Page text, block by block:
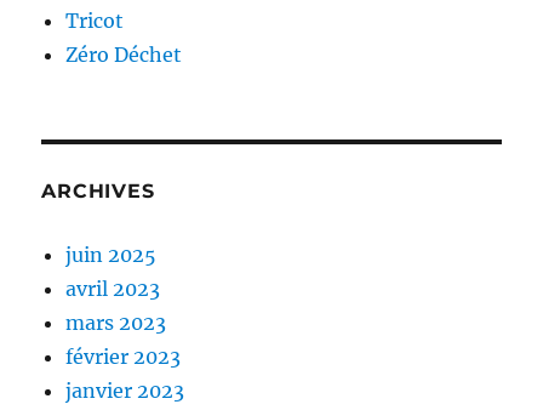
Tricot
Zéro Déchet
ARCHIVES
juin 2025
avril 2023
mars 2023
février 2023
janvier 2023